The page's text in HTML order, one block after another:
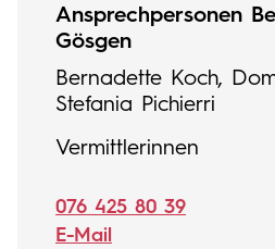
Ansprechpersonen
Gösgen
Bernadette Koch,
Stefania Pichierri
Vermittlerinnen
076 425 80 39
E-Mail